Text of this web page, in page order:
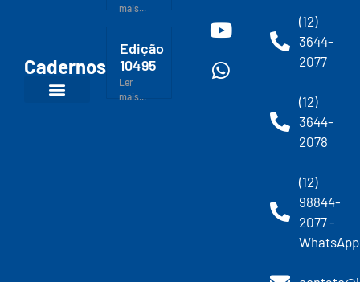
Cadernos
mais...
Edição
10495
Ler
mais...
(12)
3644-
2077
(12)
3644-
2078
(12)
98844-
2077 -
WhatsApp